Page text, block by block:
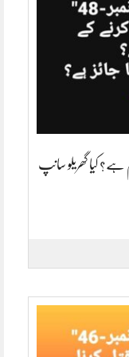
کیا گھریلو سانپ